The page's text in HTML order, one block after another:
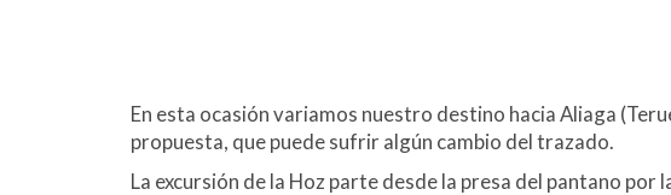
En esta ocasión variamos nuestro destino hacia Aliaga
propuesta, que puede sufrir algún cambio del trazado.
La excursión de la Hoz parte desde la presa del pantano